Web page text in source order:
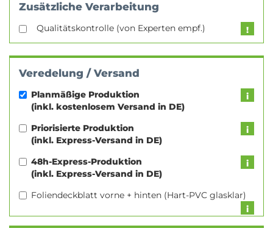
Zusätzliche Verarbeitung
Qualitätskontrolle (von Experten empf.)
Veredelung / Versand
Planmäßige Produktion
(inkl. kostenlosem Versand in DE)
Priorisierte Produktion
(inkl. Express-Versand in DE)
48h-Express-Produktion
(inkl. Express-Versand in DE)
Foliendeckblatt vorne + hinten (Hart-PVC glasklar)